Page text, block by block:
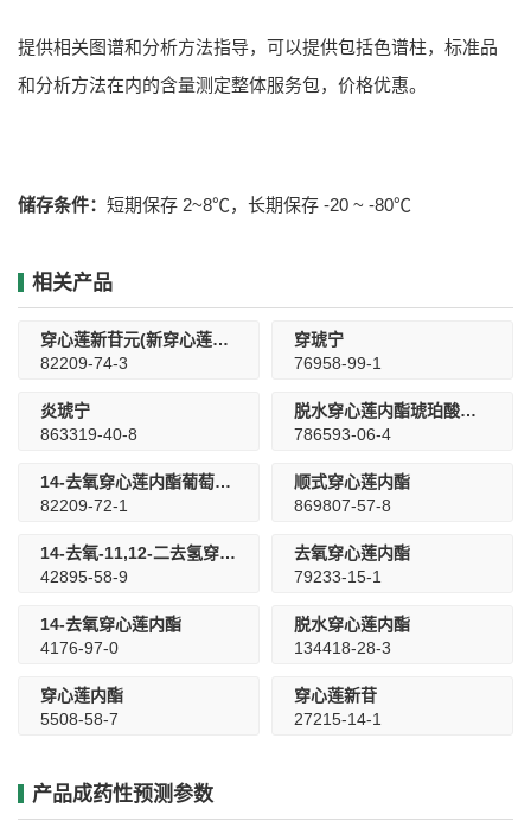
提供相关图谱和分析方法指导，可以提供包括色谱柱，标准品
和分析方法在内的含量测定整体服务包，价格优惠。
储存条件： 短期保存 2~8℃，长期保存 -20 ~ -80℃
相关产品
穿心莲新苷元(新穿心莲内酯苷元)
82209-74-3
穿琥宁
76958-99-1
炎琥宁
863319-40-8
脱水穿心莲内酯琥珀酸半酯
786593-06-4
14-去氧穿心莲内酯葡萄糖苷
82209-72-1
顺式穿心莲内酯
869807-57-8
14-去氧-11,12-二去氢穿心莲内酯
42895-58-9
去氧穿心莲内酯
79233-15-1
14-去氧穿心莲内酯
4176-97-0
脱水穿心莲内酯
134418-28-3
穿心莲内酯
5508-58-7
穿心莲新苷
27215-14-1
产品成药性预测参数